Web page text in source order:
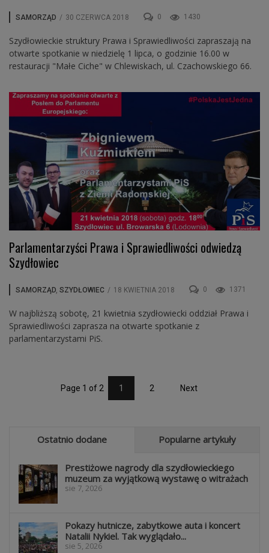
SAMORZĄD / 30 CZERWCA 2018 0 1430
Szydłowieckie struktury Prawa i Sprawiedliwości zapraszają na
otwarte spotkanie w niedzielę 1 lipca, o godzinie 16.00 w
restauracji "Małe Ciche" w Chlewiskach, ul. Czachowskiego 66.
Parlamentarzyści Prawa i Sprawiedliwości odwiedzą
Szydłowiec
SAMORZĄD, SZYDŁOWIEC / 18 KWIETNIA 2018 0 1371
W najbliższą sobotę, 21 kwietnia szydłowiecki oddział Prawa i
Sprawiedliwości zaprasza na otwarte spotkanie z
parlamentarzystami PiS.
Page 1 of 2 1 2 Next
Ostatnio dodane Popularne artykuły
Prestiżowe nagrody dla szydłowieckiego
muzeum za wyjątkową wystawę o witrażach
sie 7, 2026
Pokazy hutnicze, zabytkowe auta i koncert
Natalii Nykiel. Tak wyglądało...
sie 5, 2026